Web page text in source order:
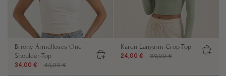
Briony Ärmelloses One-
Shoulder-Top
34,00 € 44,00 €
Karen Langarm-Crop-Top
24,00 € 39,00 €